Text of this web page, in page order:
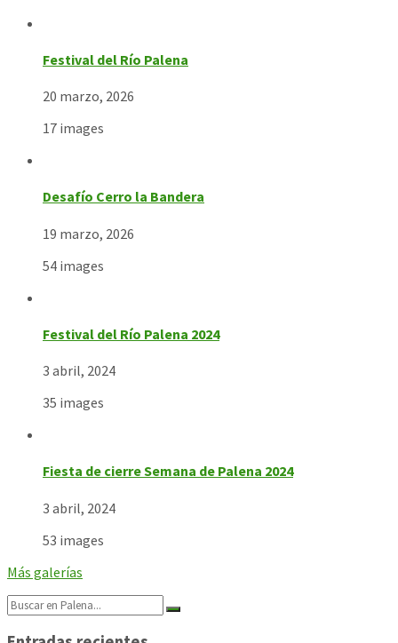
Festival del Río Palena
20 marzo, 2026
17 images
Desafío Cerro la Bandera
19 marzo, 2026
54 images
Festival del Río Palena 2024
3 abril, 2024
35 images
Fiesta de cierre Semana de Palena 2024
3 abril, 2024
53 images
Más galerías
Search: